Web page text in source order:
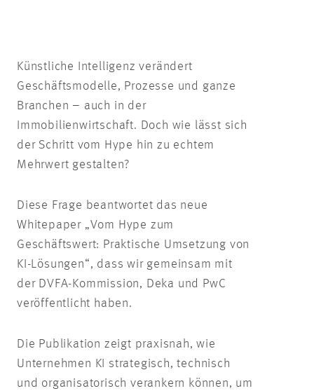
Künstliche Intelligenz verändert
Geschäftsmodelle, Prozesse und ganze
Branchen – auch in der
Immobilienwirtschaft. Doch wie lässt sich
der Schritt vom Hype hin zu echtem
Mehrwert gestalten?
Diese Frage beantwortet das neue
Whitepaper „Vom Hype zum
Geschäftswert: Praktische Umsetzung von
KI-Lösungen“, dass wir gemeinsam mit
der DVFA-Kommission, Deka und PwC
veröffentlicht haben.
Die Publikation zeigt praxisnah, wie
Unternehmen KI strategisch, technisch
und organisatorisch verankern können, um